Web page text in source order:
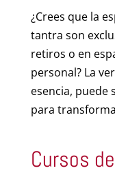
¿Crees que la
tantra son
retiros o en
personal? La
esencia, puede
para
Cursos